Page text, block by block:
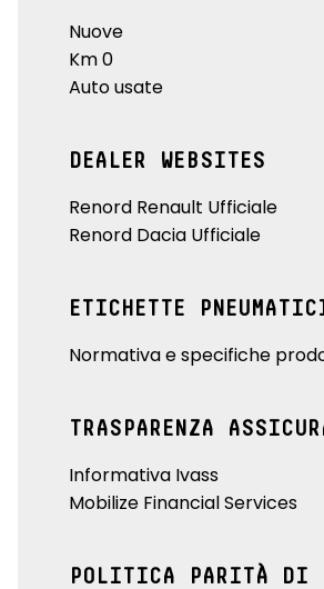
Nuove
Km 0
Auto usate
DEALER WEBSITES
Renord Renault Ufficiale
Renord Dacia Ufficiale
ETICHETTE
Normativa e specifiche
TRASPARENZA
Informativa Ivass
Mobilize Financial Services
POLITICA PARITÀ DI